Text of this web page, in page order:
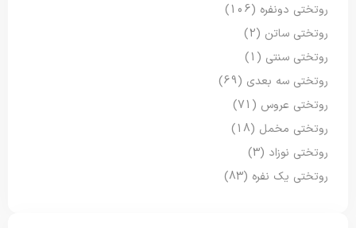
روتختی دونفره (106)
روتختی ساتن (2)
روتختی سنتی (1)
روتختی سه بعدی (69)
روتختی عروس (71)
روتختی مخمل (18)
روتختی نوزاد (3)
روتختی یک نفره (83)